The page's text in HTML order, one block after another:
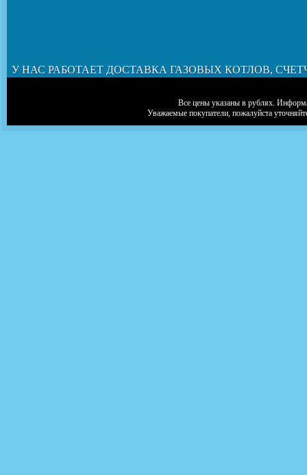
У НАС РАБОТАЕТ ДОСТАВКА ГАЗОВЫХ КОТЛОВ,
Все цены указаны в рублях.
Уважаемые покупатели, пожалуйста